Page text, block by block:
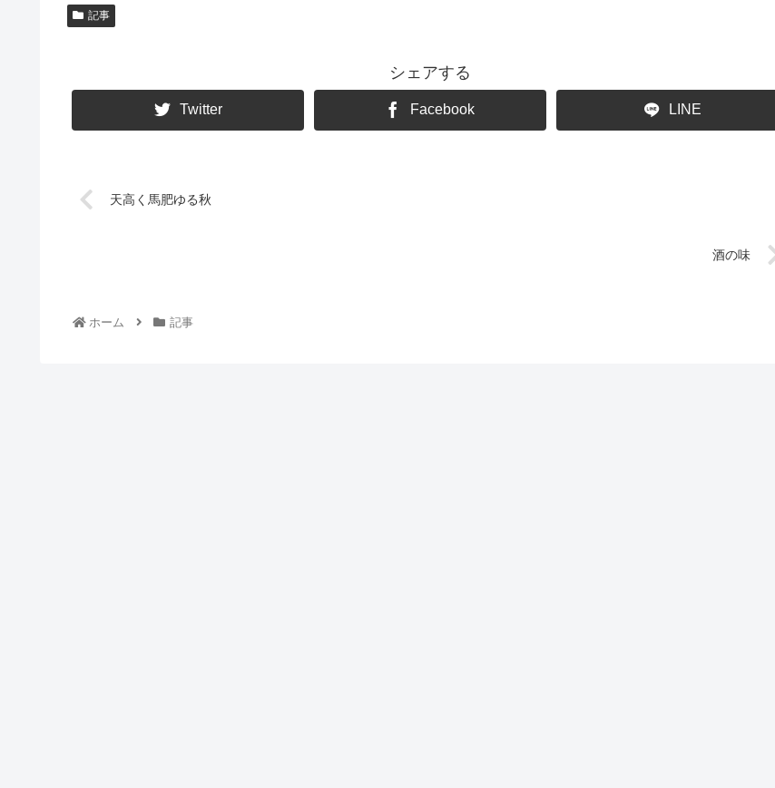
記事
シェアする
Twitter Facebook LINE
天高く馬肥ゆる秋
酒の味
ホーム 記事